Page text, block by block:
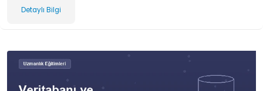
Detaylı Bilgi